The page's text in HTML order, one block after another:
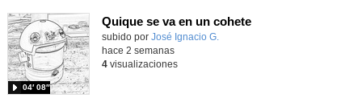
Quique se va en un cohete
Contenido educativo.
subido por José Ignacio G.
04′ 08″
hace 2 semanas
4visualizaciones